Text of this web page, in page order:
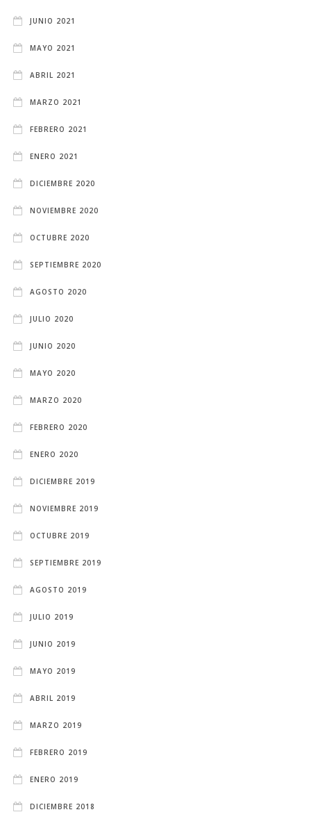
JUNIO 2021
MAYO 2021
ABRIL 2021
MARZO 2021
FEBRERO 2021
ENERO 2021
DICIEMBRE 2020
NOVIEMBRE 2020
OCTUBRE 2020
SEPTIEMBRE 2020
AGOSTO 2020
JULIO 2020
JUNIO 2020
MAYO 2020
MARZO 2020
FEBRERO 2020
ENERO 2020
DICIEMBRE 2019
NOVIEMBRE 2019
OCTUBRE 2019
SEPTIEMBRE 2019
AGOSTO 2019
JULIO 2019
JUNIO 2019
MAYO 2019
ABRIL 2019
MARZO 2019
FEBRERO 2019
ENERO 2019
DICIEMBRE 2018